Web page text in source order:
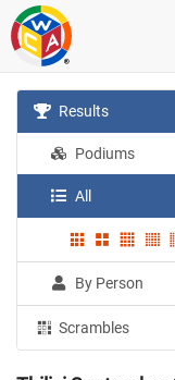
Results
Podiums
All
By Person
Scrambles